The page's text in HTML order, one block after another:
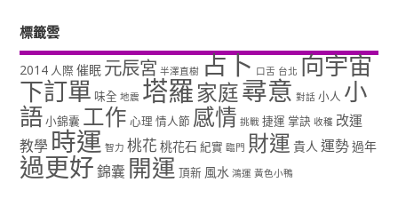
標籤雲
2014 人際 催眠 元辰宮 半澤直樹 占卜 口舌 台北 向宇宙
下訂單 味全 地震 塔羅家庭尋意 對話 小人 小
語小錦囊 工作 心理 情人節 感情 挑戰 捷運 掌訣 收穫 改運
教學 時運 智力 桃花 桃花石 紀實 臨門 財運 貴人 運勢過年
過更好錦囊 開運 頂新 風水 鴻運 黃色小鴨